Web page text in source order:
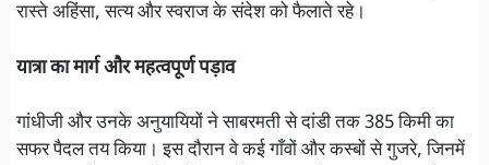
रास्ते अहिंसा, सत्य और स्वराज के संदेश को फैलाते रहे।
यात्रा का मार्ग और महत्वपूर्ण पड़ाव
गांधीजी और उनके अनुयायियों ने साबरमती से दांडी तक 385 किमी का
सफर पैदल तय किया। इस दौरान वे कई गाँवों और कस्बों से गुजरे, जिनमें